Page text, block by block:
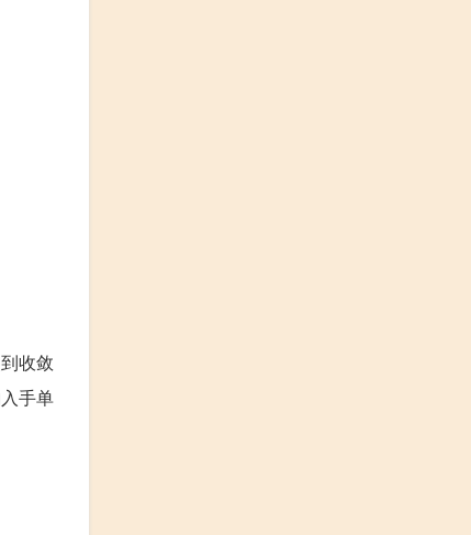
收敛
手单